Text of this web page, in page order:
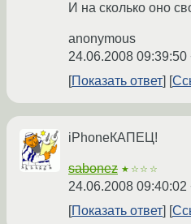
И на сколько оно
anonymous
24.06.2008 09:39:50
Показать ответ
iPhoneКАПЕЦ!
sabonez ★☆☆☆
24.06.2008 09:40:02
Показать ответ